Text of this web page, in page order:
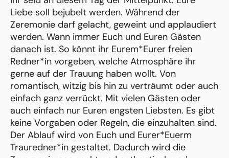
Liebe soll bejubelt werden. Während der
Zeremonie darf gelacht, geweint und applaudiert
werden. Wann immer Euch und Euren Gästen
danach ist. So könnt ihr Eurem*Eurer freien
Redner*in vorgeben, welche Atmosphäre ihr
gerne auf der Trauung haben wollt. Von
romantisch, witzig bis hin zu verträumt oder auch
einfach ganz verrückt. Mit vielen Gästen oder
auch einfach nur Euren engsten Liebsten. Es gibt
keine Vorgaben oder Regeln, die einzuhalten sind.
Der Ablauf wird von Euch und Eurer*Euerm
Trauredner*in gestaltet. Dadurch wird die